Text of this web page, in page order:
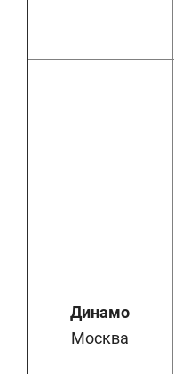
Динамо
Москва